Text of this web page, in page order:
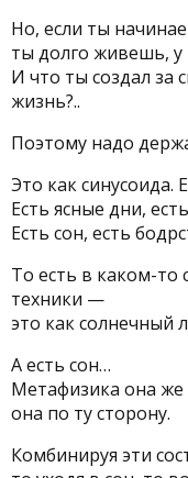
Но, если ты
ты долго живешь, у
И что ты создал за
жизнь?..
Поэтому надо
Это как синусоида.
Есть ясные дни,
Есть сон, есть
То есть в каком-то
техники —
это как солнечный
А есть сон…
Метафизика она же
она по ту сторону.
Комбинируя эти